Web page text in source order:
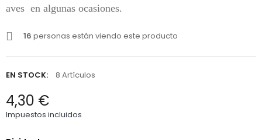
aves en algunas ocasiones.
16 personas están viendo este producto
EN STOCK: 8 Artículos
4,30 €
Impuestos incluidos